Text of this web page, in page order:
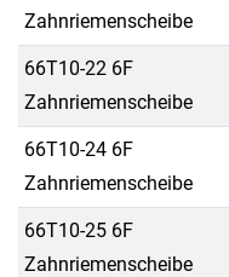
Zahnriemenscheibe
66T10-22 6F
Zahnriemenscheibe
66T10-24 6F
Zahnriemenscheibe
66T10-25 6F
Zahnriemenscheibe